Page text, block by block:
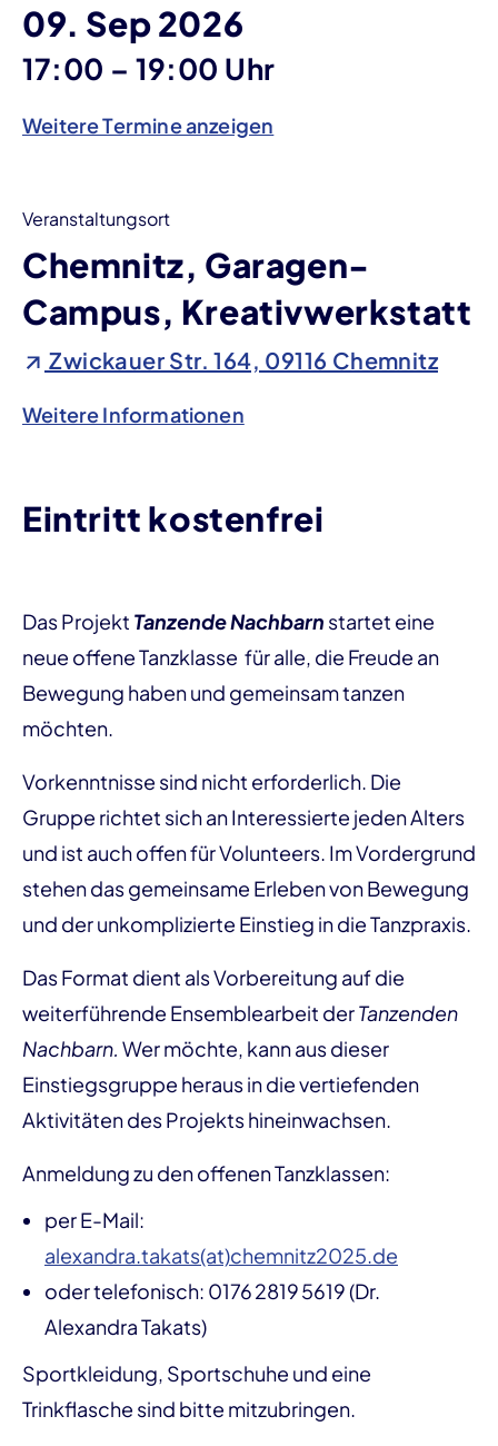
09. Sep 2026
17:00 – bis
19:00 Uhr
Weitere Termine anzeigen
Veranstaltungsort
Chemnitz, Garagen-
Campus, Kreativwerkstatt
Zwickauer Str. 164, 09116 Chemnitz
Weitere Informationen
Eintritt kostenfrei
Das Projekt Tanzende Nachbarn startet eine
neue offene Tanzklasse für alle, die Freude an
Bewegung haben und gemeinsam tanzen
möchten.
Vorkenntnisse sind nicht erforderlich. Die
Gruppe richtet sich an Interessierte jeden Alters
und ist auch offen für Volunteers. Im Vordergrund
stehen das gemeinsame Erleben von Bewegung
und der unkomplizierte Einstieg in die Tanzpraxis.
Das Format dient als Vorbereitung auf die
weiterführende Ensemblearbeit derTanzenden
Nachbarn. Wer möchte, kann aus dieser
Einstiegsgruppe heraus in die vertiefenden
Aktivitäten des Projekts hineinwachsen.
Anmeldung zu den offenen Tanzklassen:
per E-Mail:
alexandra.takats(at)chemnitz2025.de
oder telefonisch: 0176 2819 5619 (Dr.
Alexandra Takats)
Sportkleidung, Sportschuhe und eine
Trinkflasche sind bitte mitzubringen.